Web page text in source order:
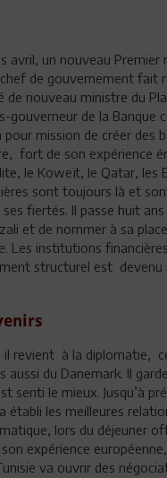
avril, un nouveau
de gouvernement fait
de nouveau ministre du
gouverneur de la Banque
mission de créer des
fort de son expérience
le Koweït, le Qatar, les
sont toujours là et
ses fiertés. Il passe huit
et de nommer à sa
Les institutions
structurel est
il revient à la diplomatie,
aussi du Danemark. Il
senti le mieux. Jusqu’à
établi les meilleures
lors du déjeuner
expérience
va ouvrir des